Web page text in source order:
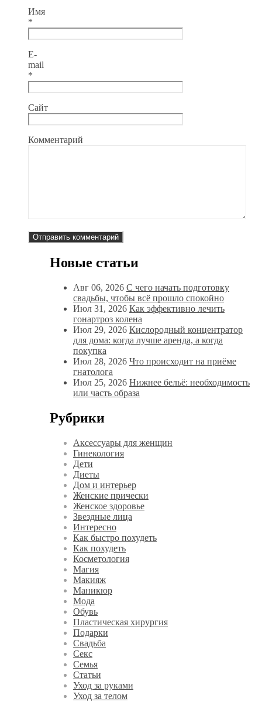
Имя
*
E-
mail
*
Сайт
Комментарий
Новые статьи
Авг 06, 2026 С чего начать подготовку
свадьбы, чтобы всё прошло спокойно
Июл 31, 2026 Как эффективно лечить
гонартроз колена
Июл 29, 2026 Кислородный концентратор
для дома: когда лучше аренда, а когда
покупка
Июл 28, 2026 Что происходит на приёме
гнатолога
Июл 25, 2026 Нижнее бельё: необходимость
или часть образа
Рубрики
Аксессуары для женщин
Гинекология
Дети
Диеты
Дом и интерьер
Женские прически
Женское здоровье
Звездные лица
Интересно
Как быстро похудеть
Как похудеть
Косметология
Магия
Макияж
Маникюр
Мода
Обувь
Пластическая хирургия
Подарки
Свадьба
Секс
Семья
Статьи
Уход за руками
Уход за телом